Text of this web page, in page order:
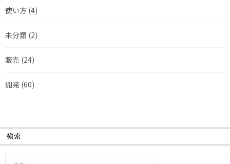
使い方 (4)
未分類 (2)
販売 (24)
開発 (60)
検索